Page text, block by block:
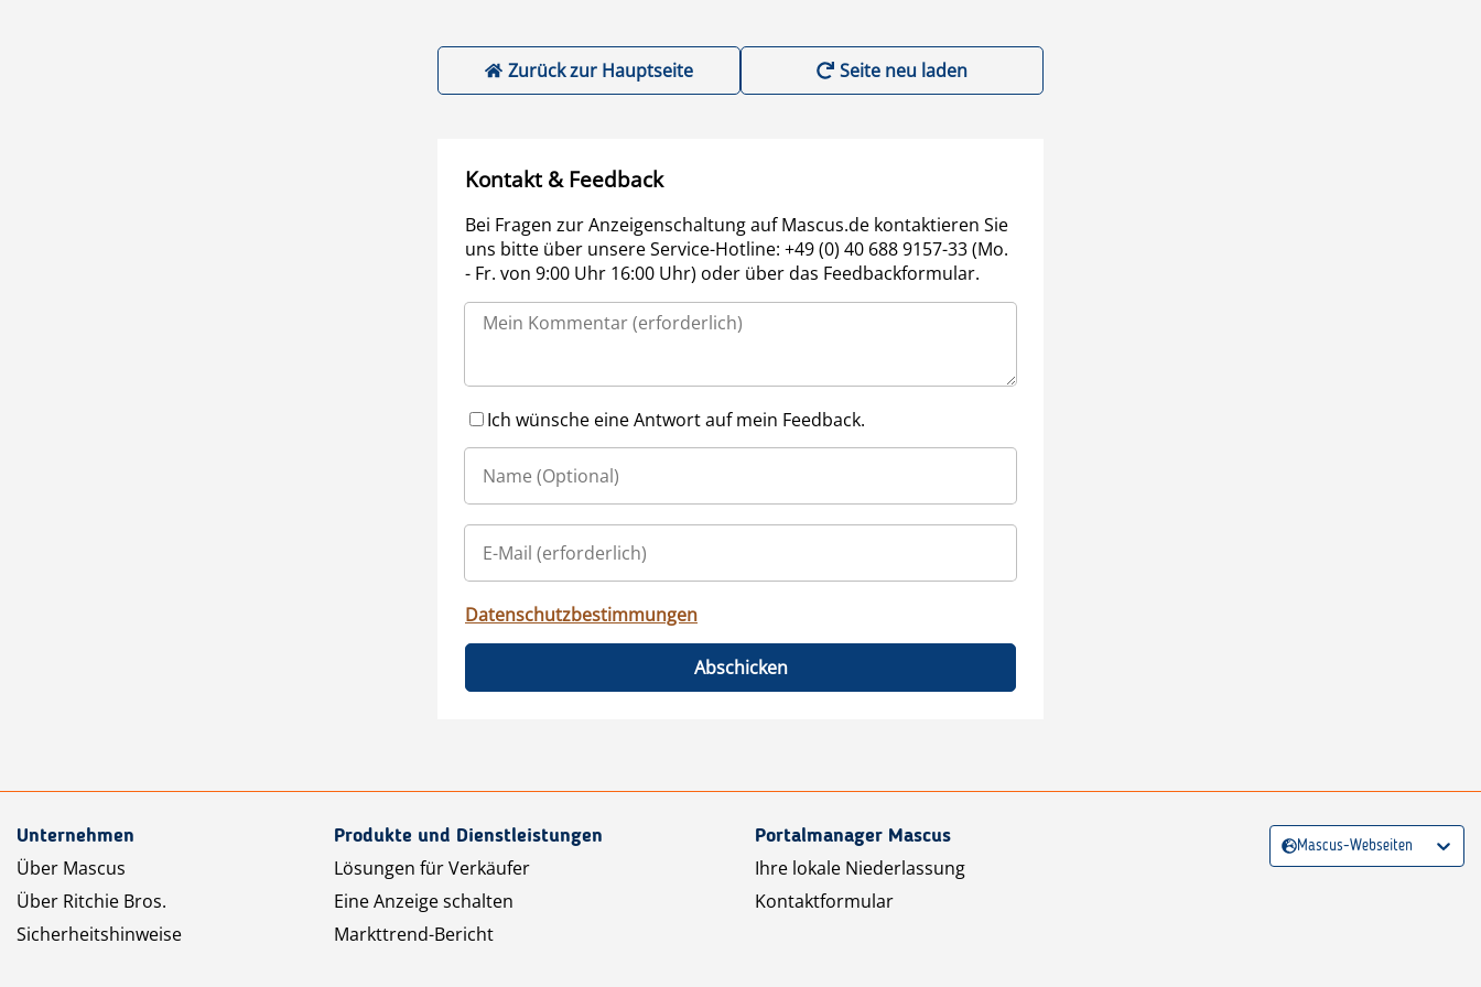
Zurück zur Hauptseite Seite neu laden
Kontakt & Feedback
Bei Fragen zur Anzeigenschaltung auf Mascus.de kontaktieren Sie
uns bitte über unsere Service-Hotline: +49 (0) 40 688 9157-33 (Mo.
- Fr. von 9:00 Uhr 16:00 Uhr) oder über das Feedbackformular.
Ich wünsche eine Antwort auf mein Feedback.
Datenschutzbestimmungen
Abschicken
Unternehmen
Über Mascus
Über Ritchie Bros.
Sicherheitshinweise
Produkte und Dienstleistungen
Lösungen für Verkäufer
Eine Anzeige schalten
Markttrend-Bericht
Portalmanager Mascus
Ihre lokale Niederlassung
Kontaktformular
Mascus-Webseiten